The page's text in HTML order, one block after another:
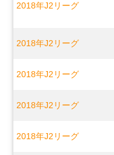
2018年J2リーグ
2018年J2リーグ
2018年J2リーグ
2018年J2リーグ
2018年J2リーグ